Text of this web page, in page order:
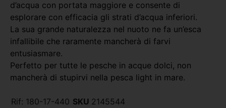
d’acqua con portata maggiore e consente di
esplorare con efficacia gli strati d’acqua inferiori.
La sua grande naturalezza nel nuoto ne fa un’esca
infallibile che raramente mancherà di farvi
entusiasmare.
Perfetto per tutte le pesche in acque dolci, non
mancherà di stupirvi nella pesca light in mare.
Rif: 180-17-440 SKU 2145544